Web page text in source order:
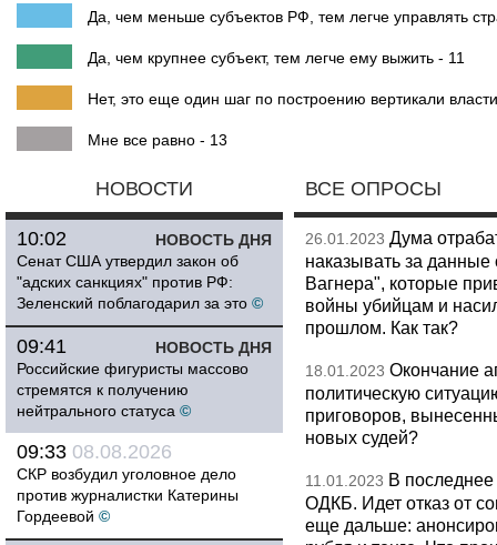
Да, чем меньше субъектов РФ, тем легче управлять
Да, чем крупнее субъект, тем легче ему выжить - 11
Нет, это еще один шаг по построению вертикали
Мне все равно - 13
НОВОСТИ
НОВОСТЬ ДНЯ
10:02
Сенат США утвердил закон об
"адских санкциях" против РФ:
Зеленский поблагодарил за это ©
НОВОСТЬ ДНЯ
09:41
Российские фигуристы массово
стремятся к получению
нейтрального статуса ©
09:33 08.08.2026
СКР возбудил уголовное дело
против журналистки Катерины
Гордеевой ©
ВСЕ ОПРОСЫ
26.01.2023 Дума
наказывать за
Вагнера", которые
войны убийцам и
прошлом. Как так?
18.01.2023 Окончание
политическую
приговоров,
новых судей?
11.01.2023 В
ОДКБ. Идет отказ от
еще дальше: